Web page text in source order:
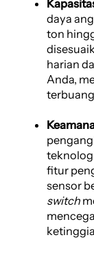
daya
ton
harian
Anda,
fitur
sensor
switch